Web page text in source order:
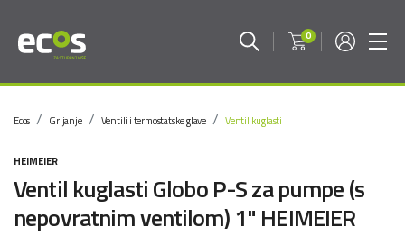
0
Ecos Grijanje Ventili i termostatske glave Ventil kuglasti
HEIMEIER
Ventil kuglasti Globo P-S za pumpe (s
nepovratnim ventilom) 1" HEIMEIER